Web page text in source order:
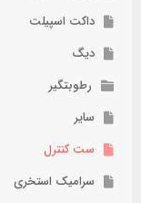
داکت اسپیلت
دیگ
رطوبتگیر
سایر
ست کنترل
سرامیک استخری